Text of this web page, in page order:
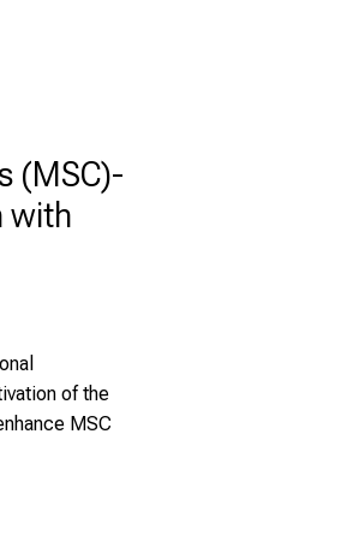
(MSC)-
with
of the
MSC